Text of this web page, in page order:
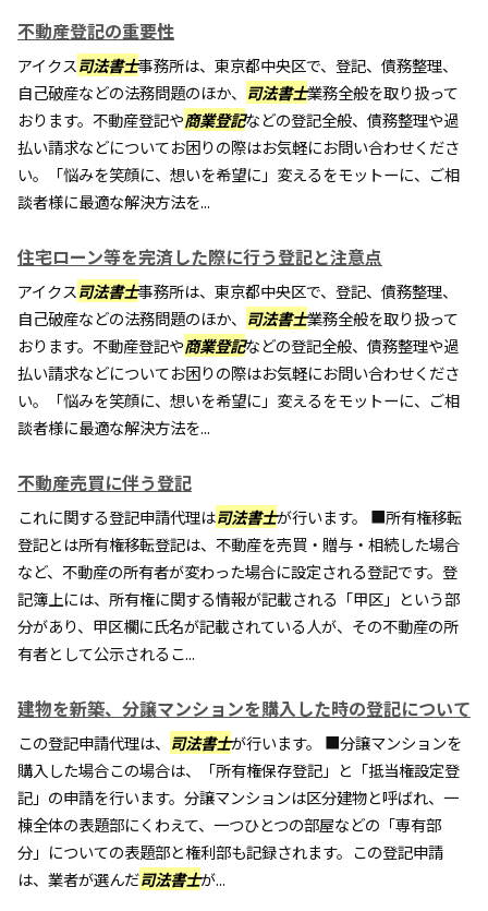
不動産登記の重要性
アイクス司法書士事務所は、東京都中央区で、登記、債務整理、
自己破産などの法務問題のほか、 司法書士業務全般を取り扱って
おります。不動産登記や商業登記などの登記全般、債務整理や過
払い請求などについてお困りの際はお気軽にお問い合わせくださ
い。「悩みを笑顔に、想いを希望に」変えるをモットーに、ご相
談者様に最適な解決方法を...
住宅ローン等を完済した際に行う登記と注意点
アイクス司法書士事務所は、東京都中央区で、登記、債務整理、
自己破産などの法務問題のほか、 司法書士業務全般を取り扱って
おります。不動産登記や商業登記などの登記全般、債務整理や過
払い請求などについてお困りの際はお気軽にお問い合わせくださ
い。「悩みを笑顔に、想いを希望に」変えるをモットーに、ご相
談者様に最適な解決方法を...
不動産売買に伴う登記
これに関する登記申請代理は司法書士が行います。 ■所有権移転
登記とは所有権移転登記は、不動産を売買・贈与・相続した場合
など、不動産の所有者が変わった場合に設定される登記です。登
記簿上には、所有権に関する情報が記載される「甲区」という部
分があり、甲区欄に氏名が記載されている人が、その不動産の所
有者として公示されるこ...
建物を新築、分譲マンションを購入した時の登記について
この登記申請代理は、 司法書士が行います。 ■分譲マンションを
購入した場合この場合は、「所有権保存登記」と「抵当権設定登
記」の申請を行います。分譲マンションは区分建物と呼ばれ、一
棟全体の表題部にくわえて、一つひとつの部屋などの「専有部
分」についての表題部と権利部も記録されます。この登記申請
は、業者が選んだ司法書士が...